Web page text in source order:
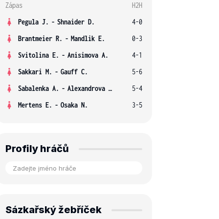
Zápas
H2H
Pegula J. - Shnaider D.
4-0
Brantmeier R. - Mandlik E.
0-3
Svitolina E. - Anisimova A.
4-1
Sakkari M. - Gauff C.
5-6
Sabalenka A. - Alexandrova E.
5-4
Mertens E. - Osaka N. 3-5
Profily hráčů
Sázkařský žebříček